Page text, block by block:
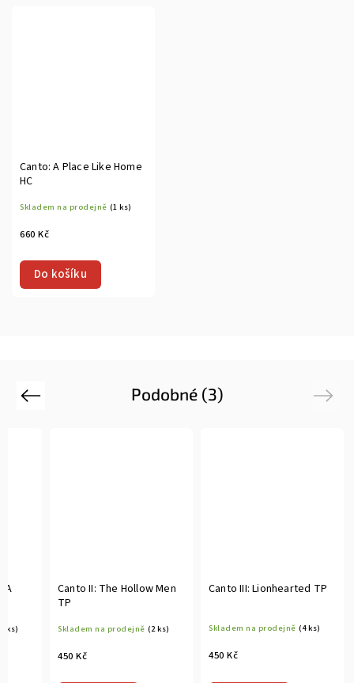
Canto: A Place Like Home
HC
Skladem na prodejně (1 ks)
660 Kč
Do košíku
Podobné (3)
Previous
A
ks)
Canto II: The Hollow Men
TP
Skladem na prodejně (2 ks)
450 Kč
Canto III: Lionhearted TP
Skladem na prodejně (4 ks)
450 Kč
Next